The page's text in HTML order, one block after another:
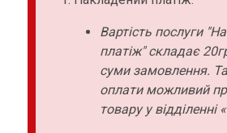
Вартість послуги
платіж" складає
суми замовлення.
оплати можливий
товару у